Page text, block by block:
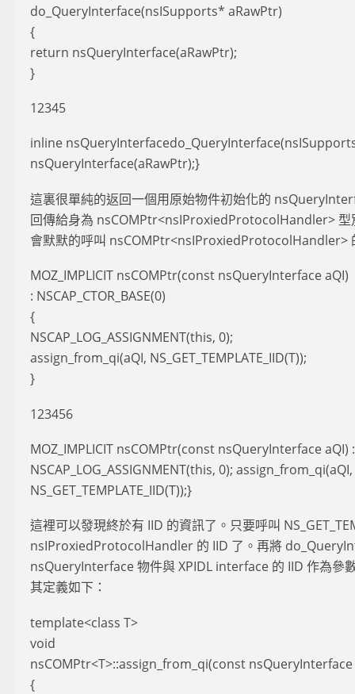
do_QueryInterface(nsISupports* aRawPtr)
{
return nsQueryInterface(aRawPtr);
}
12345
inline
nsQueryInterface(aRawPtr);}
這裏很單純的返回一個用原始物件初始化的
回傳給身為 nsCOMPtr<nsIProxiedProtocolHandler> 型
會默默的呼叫 nsCOMPtr<nsIProxiedProtocolHandler>
MOZ_IMPLICIT nsCOMPtr(const nsQueryInterface aQI)
: NSCAP_CTOR_BASE(0)
{
NSCAP_LOG_ASSIGNMENT(this, 0);
assign_from_qi(aQI, NS_GET_TEMPLATE_IID(T));
}
123456
MOZ_IMPLICIT nsCOMPtr(const nsQueryInterface aQI) :
NSCAP_LOG_ASSIGNMENT(this, 0); assign_from_qi(aQI,
NS_GET_TEMPLATE_IID(T));}
這裡可以發現終於有 IID 的資訊了。只要呼叫
nsIProxiedProtocolHandler 的 IID 了。再將
nsQueryInterface 物件與 XPIDL interface 的 IID 作為參
其定義如下：
template<class T>
void
nsCOMPtr<T>::assign_from_qi(const
{